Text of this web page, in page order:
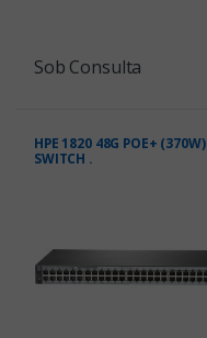
Sob Consulta
HPE 1820 48G POE+ (370W)
SWITCH .